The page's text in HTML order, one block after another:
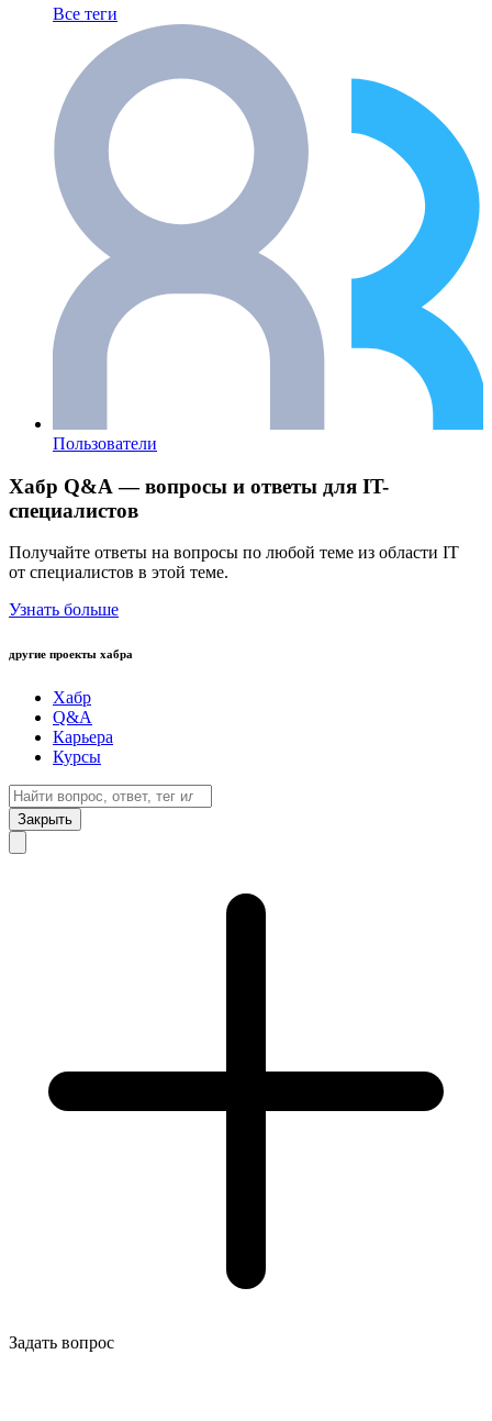
Все теги
Пользователи
Хабр Q&A — вопросы и ответы для IT-
специалистов
Получайте ответы на вопросы по любой теме из области IT
от специалистов в этой теме.
Узнать больше
другие проекты хабра
Хабр
Q&A
Карьера
Курсы
Закрыть
Задать вопрос